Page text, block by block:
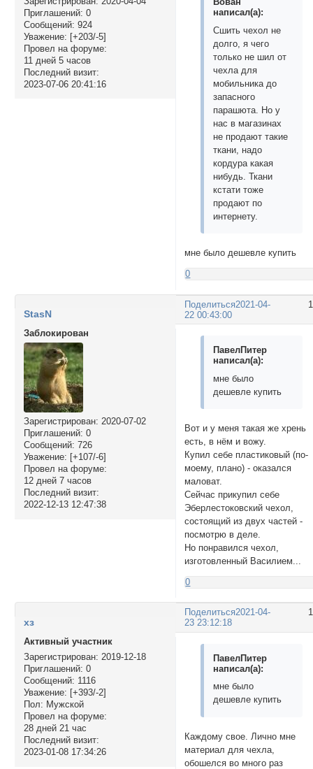
Приглашений: 0
Сообщений: 924
Уважение: [+203/-5]
Провел на форуме:
11 дней 5 часов
Последний визит:
2023-07-06 20:41:16
написал(а):
Сшить чехол не
долго, я чего
только не шил от
чехла для
мобильника до
запасного
парашюта. Но у
нас в магазинах
не продают такие
ткани, надо
кордура какая
нибудь. Ткани
кстати тоже
продают по
интернету.
мне было дешевле купить
0
Поделиться2021-04-
22 00:43:00
StasN
Заблокирован
Зарегистрирован: 2020-07-02
Приглашений: 0
Сообщений: 726
Уважение: [+107/-6]
Провел на форуме:
12 дней 7 часов
Последний визит:
2022-12-13 12:47:38
ПавелПитер
написал(а):
мне было
дешевле купить
Вот и у меня такая же хрень
есть, в нём и вожу.
Купил себе пластиковый (по-
моему, плано) - оказался
маловат.
Сейчас прикупил себе
Эберлестоковский чехол,
состоящий из двух частей -
посмотрю в деле.
Но понравился чехол,
изготовленный Василием...
0
Поделиться2021-04-
23 23:12:18
хз
Активный участник
Зарегистрирован: 2019-12-18
Приглашений: 0
Сообщений: 1116
Уважение: [+393/-2]
Пол: Мужской
Провел на форуме:
28 дней 21 час
Последний визит:
2023-01-08 17:34:26
ПавелПитер
написал(а):
мне было
дешевле купить
Каждому свое. Лично мне
материал для чехла,
обошелся во много раз